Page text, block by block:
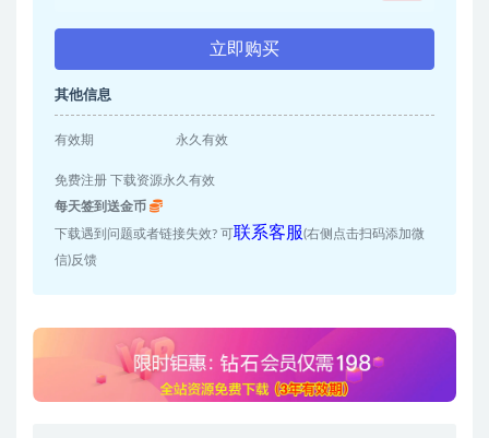
立即购买
其他信息
有效期 永久有效
免费注册 下载资源永久有效
每天签到送金币
下载遇到问题或者链接失效? 可 联系客服(右侧点击扫码添加微
信)反馈